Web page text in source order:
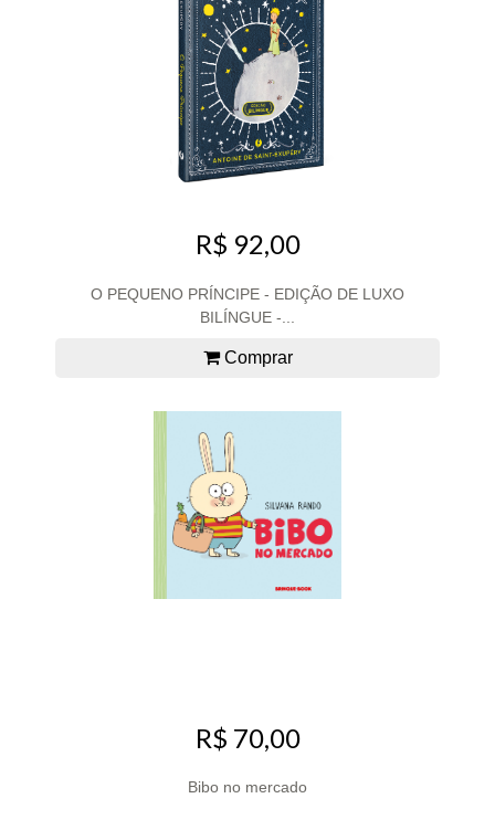
R$ 92,00
O PEQUENO PRÍNCIPE - EDIÇÃO DE LUXO
BILÍNGUE -...
Comprar
R$ 70,00
Bibo no mercado